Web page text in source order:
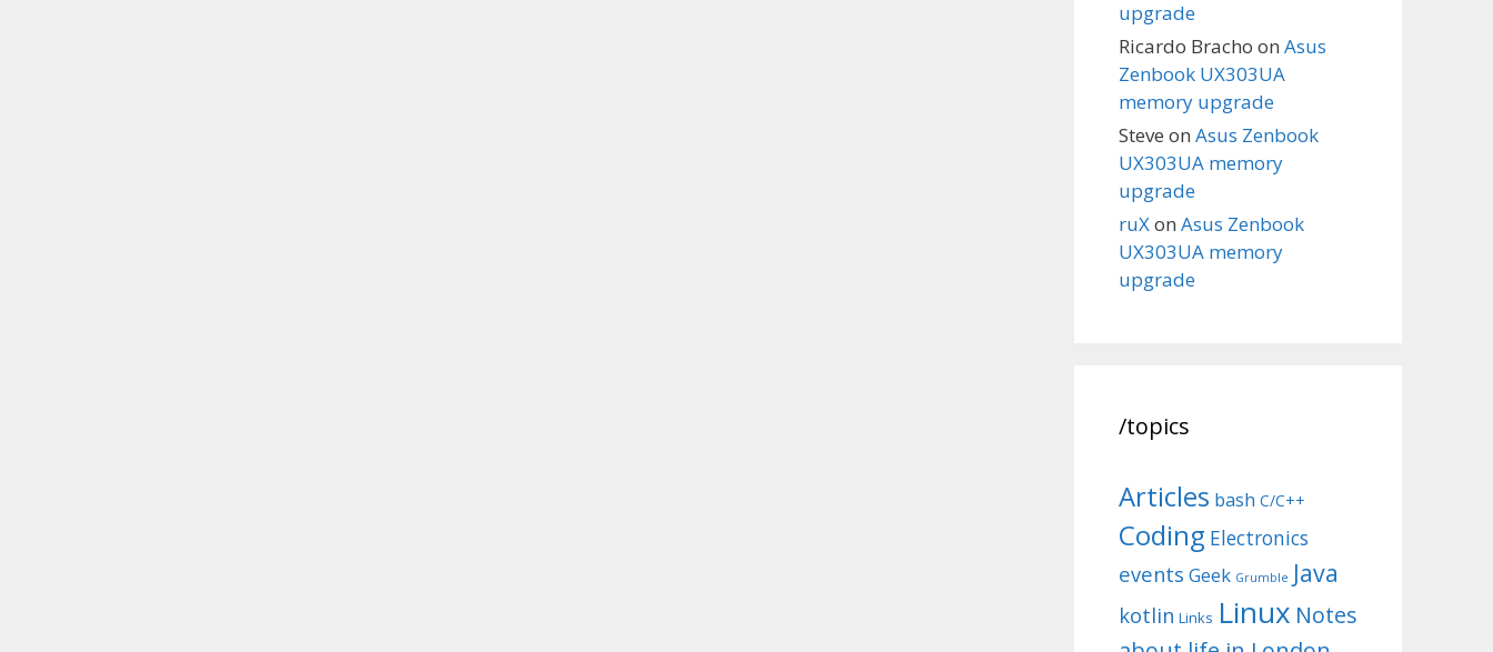
upgrade
Ricardo Bracho on Asus
Zenbook UX303UA
memory upgrade
Steve on Asus Zenbook
UX303UA memory
upgrade
ruXon Asus Zenbook
UX303UA memory
upgrade
/topics
Articles bash C/C++
Coding Electronics
events Geek Grumble Java
kotlin Links Linux Notes